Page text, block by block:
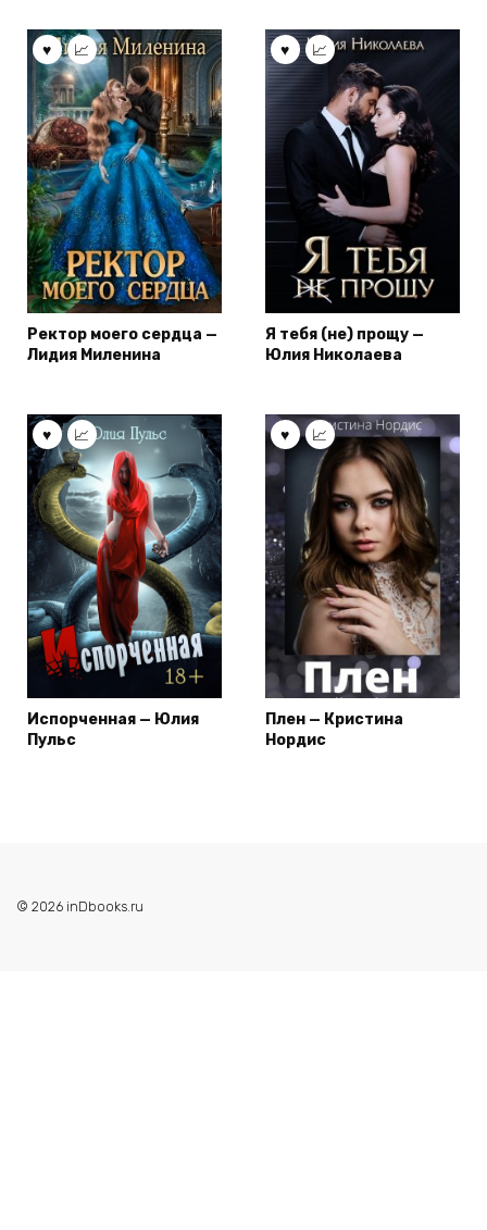
Ректор моего сердца —
Лидия Миленина
Я тебя (не) прощу —
Юлия Николаева
Испорченная — Юлия
Пульс
Плен — Кристина
Нордис
© 2026 inDbooks.ru